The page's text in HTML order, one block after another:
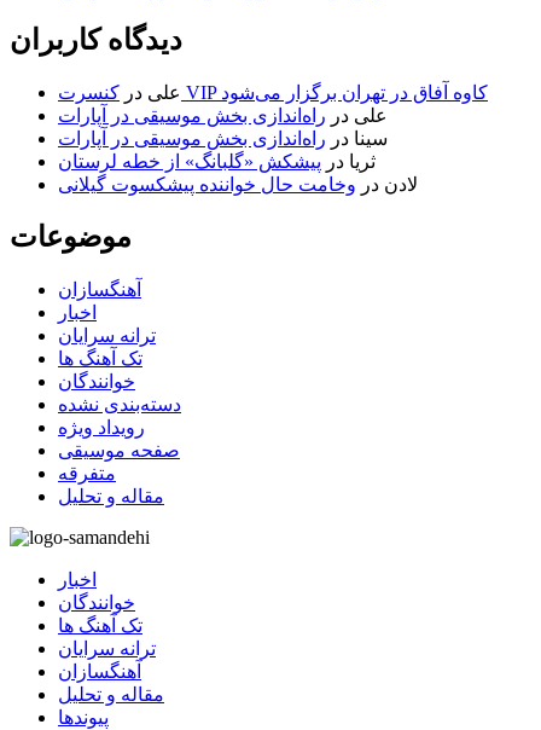
دیدگاه کاربران
علی در
کنسرت VIP کاوه آفاق در تهران برگزار می‌شود
علی در راه‌اندازی بخش موسیقی در آپارات
سینا در راه‌اندازی بخش موسیقی در آپارات
ثریا در پیشکش «گلبانگ» از خطه لرستان
لادن در وخامت حال خواننده پیشکسوت گیلانی
موضوعات
آهنگسازان
اخبار
ترانه سرایان
تک آهنگ ها
خوانندگان
دسته‌بندی نشده
رویداد ویژه
صفحه موسیقی
متفرقه
مقاله و تحلیل
اخبار
خوانندگان
تک آهنگ ها
ترانه سرایان
آهنگسازان
مقاله و تحلیل
پیوندها